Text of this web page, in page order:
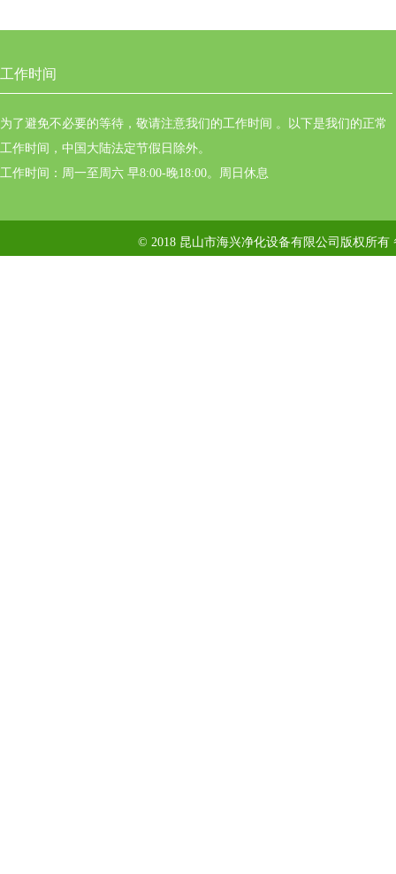
工作时间
为了避免不必要的等待，敬请注意我们的工作时间 。以下是我们的正常
工作时间，中国大陆法定节假日除外。
工作时间：周一至周六 早8:00-晚18:00。周日休息
© 2018 昆山市海兴净化设备有限公司版权所有